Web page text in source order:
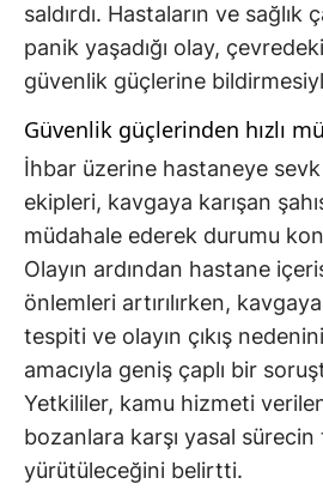
saldırdı. Hastaların ve sağlık
panik yaşadığı olay,
güvenlik güçlerine
Güvenlik güçlerinden hızlı
İhbar üzerine hastaneye
ekipleri, kavgaya karışan
müdahale ederek durumu
Olayın ardından hastane
önlemleri artırılırken,
tespiti ve olayın çıkış
amacıyla geniş çaplı bir
Yetkililer, kamu hizmeti
bozanlara karşı yasal
yürütüleceğini belirtti.